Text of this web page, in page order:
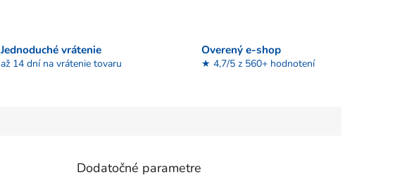
Jednoduché vrátenie
až 14 dní na vrátenie tovaru
Overený e-shop
★ 4,7/5 z 560+ hodnotení
Dodatočné parametre